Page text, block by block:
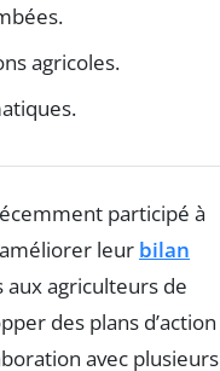
agricoles.
participé à
leur bilan
agriculteurs de
des plans d’action
avec plusieurs